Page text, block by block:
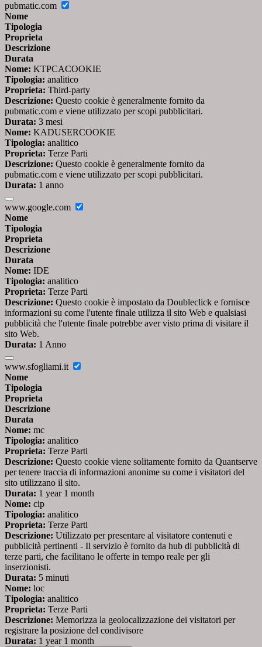
pubmatic.com
Nome
Tipologia
Proprieta
Descrizione
Durata
Nome: KTPCACOOKIE
Tipologia: analitico
Proprieta: Third-party
Descrizione: Questo cookie è generalmente fornito da
pubmatic.com e viene utilizzato per scopi pubblicitari.
Durata: 3 mesi
Nome: KADUSERCOOKIE
Tipologia: analitico
Proprieta: Terze Parti
Descrizione: Questo cookie è generalmente fornito da
pubmatic.com e viene utilizzato per scopi pubblicitari.
Durata: 1 anno
www.google.com
Nome
Tipologia
Proprieta
Descrizione
Durata
Nome: IDE
Tipologia: analitico
Proprieta: Terze Parti
Descrizione: Questo cookie è impostato da Doubleclick e fornisce
informazioni su come l'utente finale utilizza il sito Web e qualsiasi
pubblicità che l'utente finale potrebbe aver visto prima di visitare il
sito Web.
Durata: 1 Anno
www.sfogliami.it
Nome
Tipologia
Proprieta
Descrizione
Durata
Nome: mc
Tipologia: analitico
Proprieta: Terze Parti
Descrizione: Questo cookie viene solitamente fornito da Quantserve
per tenere traccia di informazioni anonime su come i visitatori del
sito utilizzano il sito.
Durata: 1 year 1 month
Nome: cip
Tipologia: analitico
Proprieta: Terze Parti
Descrizione: Utilizzato per presentare al visitatore contenuti e
pubblicità pertinenti - Il servizio è fornito da hub di pubblicità di
terze parti, che facilitano le offerte in tempo reale per gli
inserzionisti.
Durata: 5 minuti
Nome: loc
Tipologia: analitico
Proprieta: Terze Parti
Descrizione: Memorizza la geolocalizzazione dei visitatori per
registrare la posizione del condivisore
Durata: 1 year 1 month